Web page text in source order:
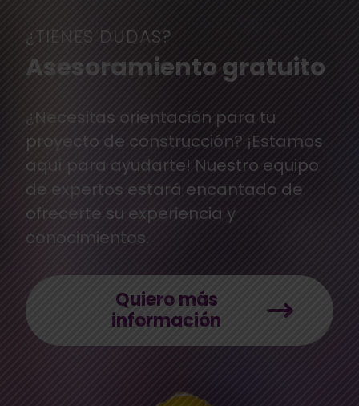
¿TIENES DUDAS?
Asesoramiento gratuito
¿Necesitas orientación para tu
proyecto de construcción? ¡Estamos
aquí para ayudarte! Nuestro equipo
de expertos estará encantado de
ofrecerte su experiencia y
conocimientos.
Quiero más
información